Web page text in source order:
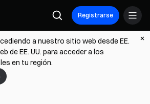
Registrarse
a nuestro sitio web desde EE.
de EE. UU. para acceder a los
en tu región.